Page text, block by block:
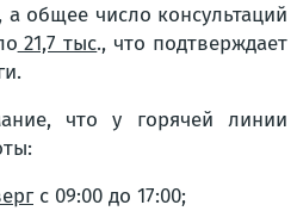
, а общее число консультаций
21,7 тыс., что подтверждает
что у горячей линии
с 09:00 до 17:00;